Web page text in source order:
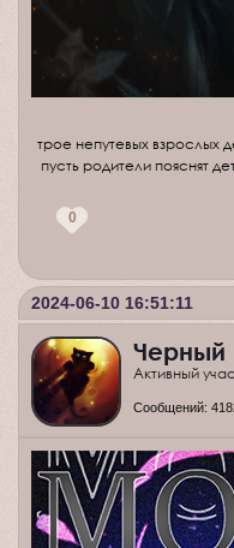
трое непутевых взрослых
пусть родители пояснят
0
2024-06-10 16:51:11
Черный
Активный
Сообщений: